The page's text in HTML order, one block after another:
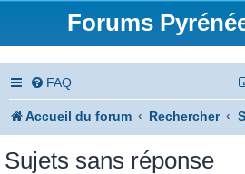
Forums
FAQ
Accueil du forum Rechercher
Sujets sans réponse